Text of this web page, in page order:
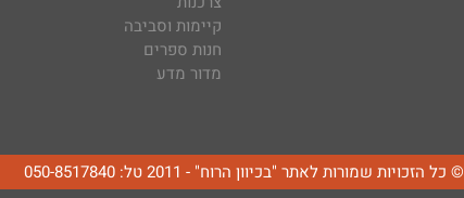
קיימות וסביבה
חנות ספרים
מדור מדע
© כל הזכויות שמורות לאתר "בכיוון הרוח" - 2011 טל: 050-8517840